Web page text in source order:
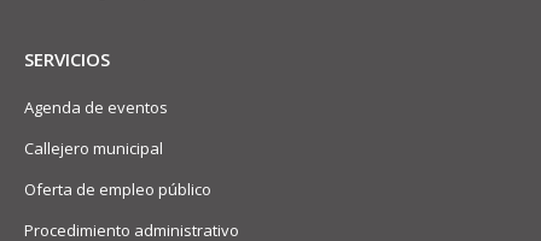
SERVICIOS
Agenda de eventos
Callejero municipal
Oferta de empleo público
Procedimiento administrativo